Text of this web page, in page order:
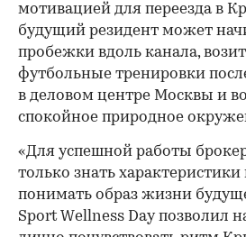
мотивацией для переезда в
будущий резидент может
пробежки вдоль канала,
футбольные тренировки
в деловом центре Москвы и
спокойное природное
«Для успешной работы
только знать характеристики
понимать образ жизни
Sport Wellness Day позволил